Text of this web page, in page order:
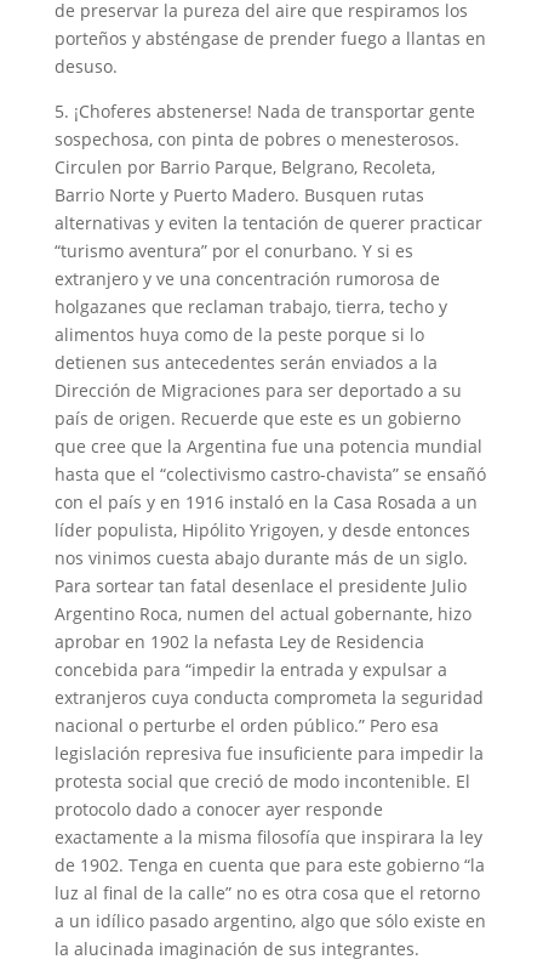
de preservar la pureza del aire que respiramos los
porteños y absténgase de prender fuego a llantas en
desuso.
5. ¡Choferes abstenerse! Nada de transportar gente
sospechosa, con pinta de pobres o menesterosos.
Circulen por Barrio Parque, Belgrano, Recoleta,
Barrio Norte y Puerto Madero. Busquen rutas
alternativas y eviten la tentación de querer practicar
“turismo aventura” por el conurbano. Y si es
extranjero y ve una concentración rumorosa de
holgazanes que reclaman trabajo, tierra, techo y
alimentos huya como de la peste porque si lo
detienen sus antecedentes serán enviados a la
Dirección de Migraciones para ser deportado a su
país de origen. Recuerde que este es un gobierno
que cree que la Argentina fue una potencia mundial
hasta que el “colectivismo castro-chavista” se ensañó
con el país y en 1916 instaló en la Casa Rosada a un
líder populista, Hipólito Yrigoyen, y desde entonces
nos vinimos cuesta abajo durante más de un siglo.
Para sortear tan fatal desenlace el presidente Julio
Argentino Roca, numen del actual gobernante, hizo
aprobar en 1902 la nefasta Ley de Residencia
concebida para “impedir la entrada y expulsar a
extranjeros cuya conducta comprometa la seguridad
nacional o perturbe el orden público.” Pero esa
legislación represiva fue insuficiente para impedir la
protesta social que creció de modo incontenible. El
protocolo dado a conocer ayer responde
exactamente a la misma filosofía que inspirara la ley
de 1902. Tenga en cuenta que para este gobierno “la
luz al final de la calle” no es otra cosa que el retorno
a un idílico pasado argentino, algo que sólo existe en
la alucinada imaginación de sus integrantes.